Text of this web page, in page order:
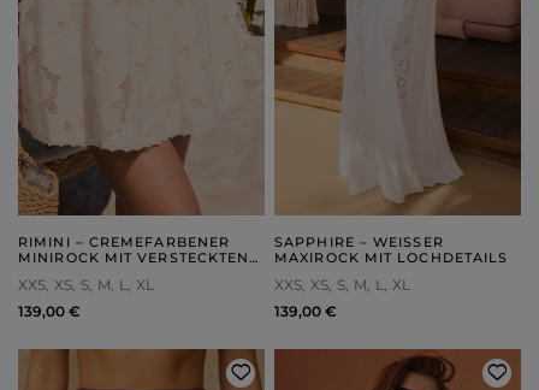
RIMINI – CREMEFARBENER
MINIROCK MIT VERSTECKTEN
XXS XS S M L
XL
139,00 €
SAPPHIRE – WEISSER M
AXIROCK MIT LOCHDETAILS
XXS XS S M L
XL
139,00 €